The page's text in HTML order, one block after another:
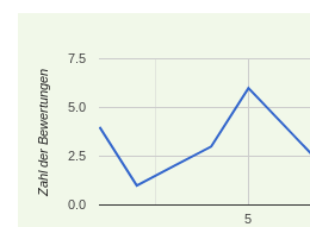
5
0.0
2.5
5.0
7.5
Zahl der Bewertungen